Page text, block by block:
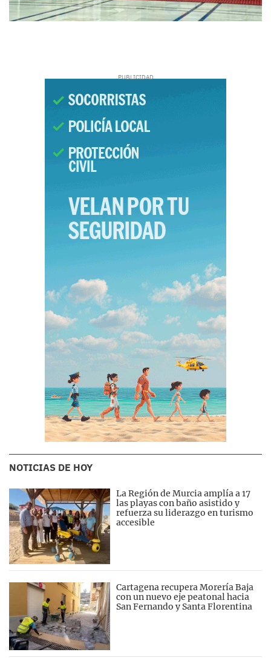
NOTICIAS DE HOY
La Región de Murcia amplía a 17
las playas con baño asistido y
refuerza su liderazgo en turismo
accesible
Cartagena recupera Morería Baja
con un nuevo eje peatonal hacia
San Fernando y Santa Florentina